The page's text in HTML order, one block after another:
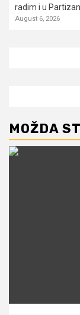
radim i u
August 6, 2026
MOŽDA